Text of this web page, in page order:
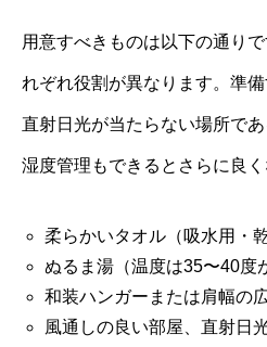
用意すべきものは以下の通り
れぞれ役割が異なります。準
直射日光が当たらない場所であ
湿度管理もできるとさらに良く
柔らかいタオル（吸水用・
ぬるま湯（温度は35〜40度
和装ハンガーまたは肩幅の
風通しの良い部屋、直射日